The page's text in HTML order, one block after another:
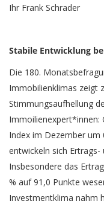
Ihr Frank Schrader
Stabile Entwicklung
Die 180.
Immobilienklimas zeigt
Stimmungsaufhellung
Immoilienexpert*innen:
Index im Dezember um
entwickeln sich
Insbesondere das
% auf 91,0 Punkte
Investmentklima nahm